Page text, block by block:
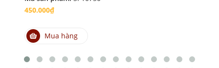
450.000₫
Mua hàng